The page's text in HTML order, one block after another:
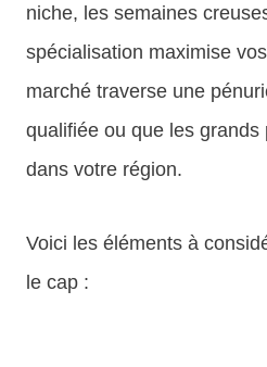
niche, les semaines
spécialisation maximise
marché traverse une
qualifiée ou que les grands
dans votre région.
Voici les éléments à
le cap :